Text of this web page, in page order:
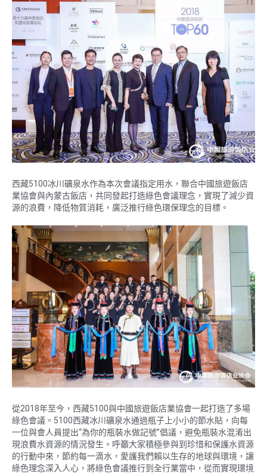
西藏5100冰川礦泉水作為本次會議指定用水，聯合中國旅遊飯店
業協會與內蒙古飯店，共同發起打造綠色會議理念，實現了減少資
源的浪費，降低物質消耗，廣泛推行綠色環保理念的目標。
從2018年至今，西藏5100與中國旅遊飯店業協會一起打造了多場
綠色會議。5100西藏冰川礦泉水通過瓶子上小小的節水貼，向每
一位與會人員提出“為你的瓶裝水做記號”倡議，避免瓶裝水混淆出
現浪費水資源的情況發生。呼籲大家積極參與到珍惜和保護水資源
的行動中來，節約每一滴水，愛護我們賴以生存的地球與環境，讓
綠色理念深入人心，將綠色會議推行到全行業當中，從而實現環境